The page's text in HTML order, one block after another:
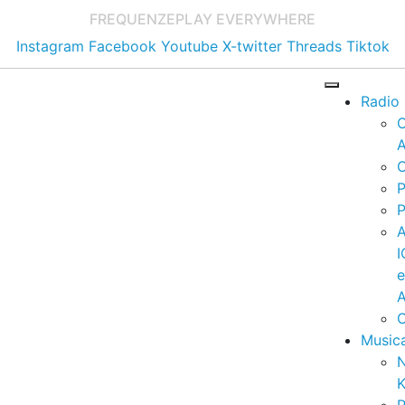
FREQUENZEPLAY EVERYWHERE
Instagram Facebook Youtube X-twitter Threads Tiktok
Radio
e